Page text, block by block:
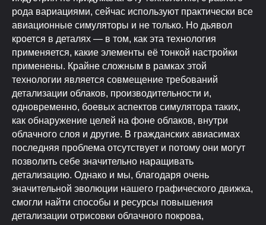
рода вариациями, сейчас используют практически все
авиационные симуляторы и не только. Но дьявол
кроется в деталях — в том, как эта технология
применяется, какие элементы её тонкой настройки
применены. Крайне сложным в рамках этой
технологии является совмещение требований
детализации облаков, производительности и,
одновременно, боевых аспектов симулятора таких,
как обнаружение целей на фоне облаков, внутри
облачного слоя и другие. В гражданских авиасимах
последняя проблема отсутствует и потому они могут
позволить себе значительно наращивать
детализацию. Однако и мы, благодаря очень
значительной эволюции нашего графического движка,
смогли найти способы и ресурсы повышения
детализации отрисовки облачного покрова,